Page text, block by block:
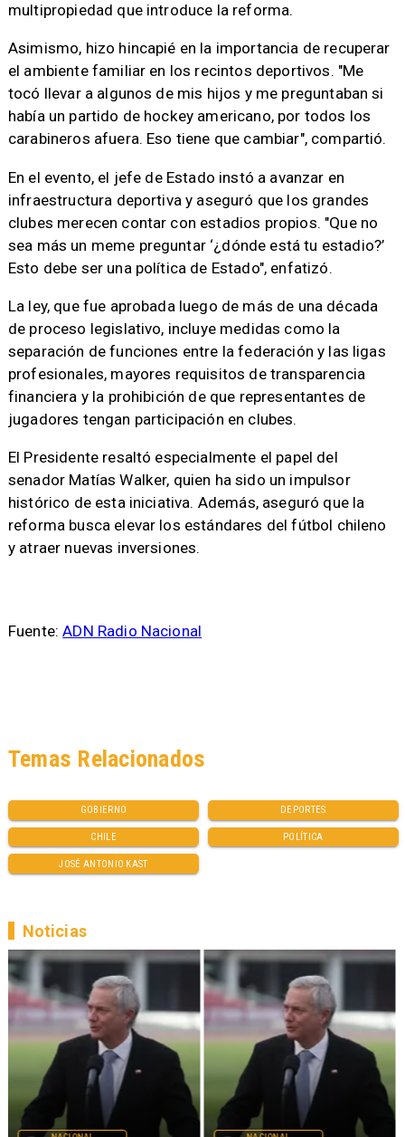
multipropiedad que introduce la reforma.
Asimismo, hizo hincapié en la importancia de recuperar
el ambiente familiar en los recintos deportivos. "Me
tocó llevar a algunos de mis hijos y me preguntaban si
había un partido de hockey americano, por todos los
carabineros afuera. Eso tiene que cambiar", compartió.
En el evento, el jefe de Estado instó a avanzar en
infraestructura deportiva y aseguró que los grandes
clubes merecen contar con estadios propios. "Que no
sea más un meme preguntar ‘¿dónde está tu estadio?’
Esto debe ser una política de Estado", enfatizó.
La ley, que fue aprobada luego de más de una década
de proceso legislativo, incluye medidas como la
separación de funciones entre la federación y las ligas
profesionales, mayores requisitos de transparencia
financiera y la prohibición de que representantes de
jugadores tengan participación en clubes.
El Presidente resaltó especialmente el papel del
senador Matías Walker, quien ha sido un impulsor
histórico de esta iniciativa. Además, aseguró que la
reforma busca elevar los estándares del fútbol chileno
y atraer nuevas inversiones.
Fuente:ADN Radio Nacional
GOBIERNO DEPORTES
CHILE POLÍTICA
JOSÉ ANTONIO KAST
Temas Relacionados
Noticias